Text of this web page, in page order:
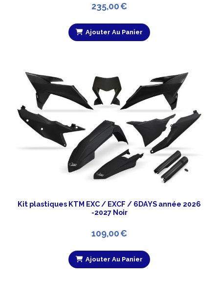
235,00€
Ajouter Au Panier
Kit plastiques KTM EXC / EXCF / 6DAYS année 2026
-2027 Noir
109,00€
Ajouter Au Panier